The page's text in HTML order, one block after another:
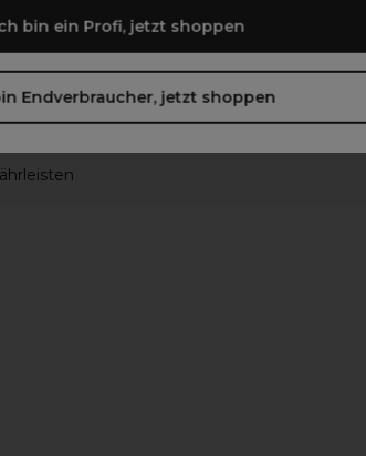
bin ein Profi, jetzt shoppen
Endverbraucher, jetzt shoppen